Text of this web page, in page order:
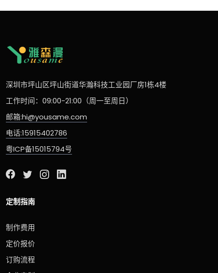
深圳市坪山区坪山街道华瀚科技工业园厂房1栋4楼
工作时间：09:00-21:00（周一至周日）
邮箱:hi@yousame.com
电话:15915402786
粤ICP备15015794号
定制指南
制作费用
定价报价
订购流程